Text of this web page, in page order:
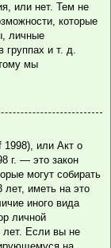
или нет. Тем не
которые
личные
группах и т. д.
мы
1998), или Акт о
г. — это закон
могут собирать
иметь на это
иного вида
личной
Если вы не